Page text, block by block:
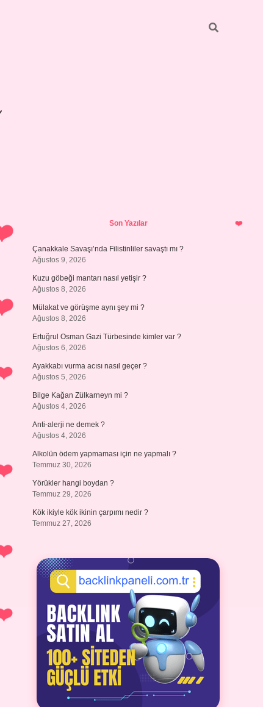
SidebarSon Yazılar
Çanakkale Savaşı’nda Filistinliler savaştı mı ?
Ağustos 9, 2026
Kuzu göbeği mantarı nasıl yetişir ?
Ağustos 8, 2026
Mülakat ve görüşme aynı şey mi ?
Ağustos 8, 2026
Ertuğrul Osman Gazi Türbesinde kimler var ?
Ağustos 6, 2026
Ayakkabı vurma acısı nasıl geçer ?
Ağustos 5, 2026
Bilge Kağan Zülkarneyn mi ?
Ağustos 4, 2026
Anti-alerji ne demek ?
Ağustos 4, 2026
Alkolün ödem yapmaması için ne yapmalı ?
Temmuz 30, 2026
Yörükler hangi boydan ?
Temmuz 29, 2026
Kök ikiyle kök ikinin çarpımı nedir ?
Temmuz 27, 2026